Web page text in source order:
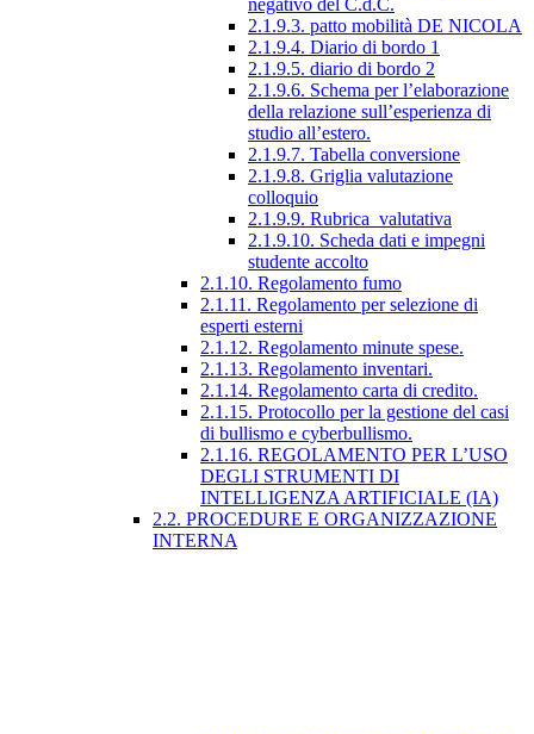
negativo del C.d.C.
2.1.9.3. patto mobilità DE NICOLA
2.1.9.4. Diario di bordo 1
2.1.9.5. diario di bordo 2
2.1.9.6. Schema per l’elaborazione
della relazione sull’esperienza di
studio all’estero.
2.1.9.7. Tabella conversione
2.1.9.8. Griglia valutazione
colloquio
2.1.9.9. Rubrica_valutativa
2.1.9.10. Scheda dati e impegni
studente accolto
2.1.10. Regolamento fumo
2.1.11. Regolamento per selezione di
esperti esterni
2.1.12. Regolamento minute spese.
2.1.13. Regolamento inventari.
2.1.14. Regolamento carta di credito.
2.1.15. Protocollo per la gestione del casi
di bullismo e cyberbullismo.
2.1.16. REGOLAMENTO PER L’USO
DEGLI STRUMENTI DI
INTELLIGENZA ARTIFICIALE (IA)
2.2. PROCEDURE E ORGANIZZAZIONE
INTERNA